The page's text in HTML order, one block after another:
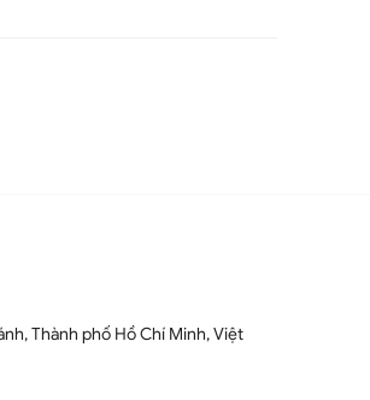
Thành phố Hồ Chí Minh, Việt